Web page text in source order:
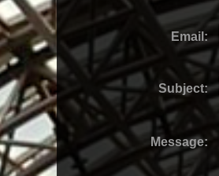
Email:
Subject:
Message: